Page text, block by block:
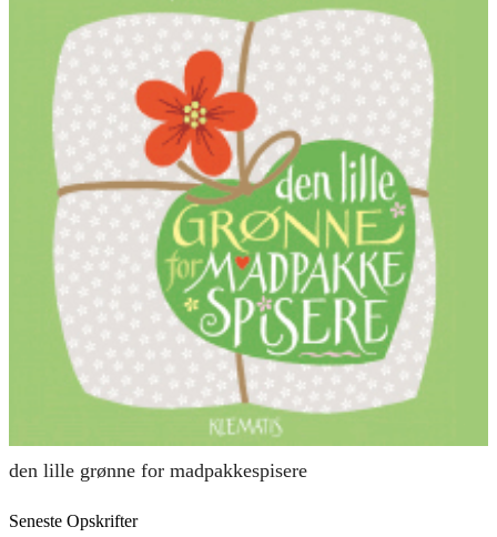
den lille grønne for madpakkespisere
Seneste Opskrifter